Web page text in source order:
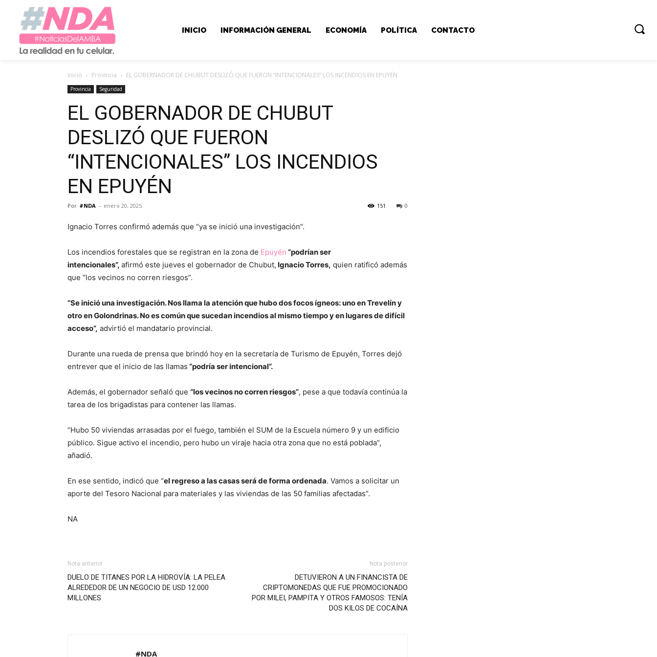
INICIO INFORMACIÓN GENERAL ECONOMÍA POLÍTICA CONTACTO
Inicio Provincia EL GOBERNADOR DE CHUBUT DESLIZÓ QUE FUERON “INTENCIONALES” LOS INCENDIOS EN EPUYÉN
Provincia Seguridad
EL GOBERNADOR DE CHUBUT
DESLIZÓ QUE FUERON
“INTENCIONALES” LOS INCENDIOS
EN EPUYÉN
Por #NDA - enero 20, 2025 0
151
Ignacio Torres confirmó además que “ya se inició una investigación”.
Los incendios forestales que se registran en la zona de Epuyén “podrían ser
intencionales”, afirmó este jueves el gobernador de Chubut, Ignacio Torres, quien ratificó además
que “los vecinos no corren riesgos”.
“Se inició una investigación. Nos llama la atención que hubo dos focos ígneos: uno en Trevelín y
otro en Golondrinas. No es común que sucedan incendios al mismo tiempo y en lugares de difícil
acceso”, advirtió el mandatario provincial.
Durante una rueda de prensa que brindó hoy en la secretaría de Turismo de Epuyén, Torres dejó
entrever que el inicio de las llamas “podría ser intencional”.
Además, el gobernador señaló que “los vecinos no corren riesgos”, pese a que todavía continúa la
tarea de los brigadistas para contener las llamas.
“Hubo 50 viviendas arrasadas por el fuego, también el SUM de la Escuela número 9 y un edificio
público. Sigue activo el incendio, pero hubo un viraje hacia otra zona que no está poblada”,
añadió.
En ese sentido, indicó que “el regreso a las casas será de forma ordenada. Vamos a solicitar un
aporte del Tesoro Nacional para materiales y las viviendas de las 50 familias afectadas”.
NA
Nota anterior
DUELO DE TITANES POR LA HIDROVÍA: LA PELEA
ALREDEDOR DE UN NEGOCIO DE USD 12.000
MILLONES
Nota posterior
DETUVIERON A UN FINANCISTA DE
CRIPTOMONEDAS QUE FUE PROMOCIONADO
POR MILEI, PAMPITA Y OTROS FAMOSOS: TENÍA
DOS KILOS DE COCAÍNA
#NDA